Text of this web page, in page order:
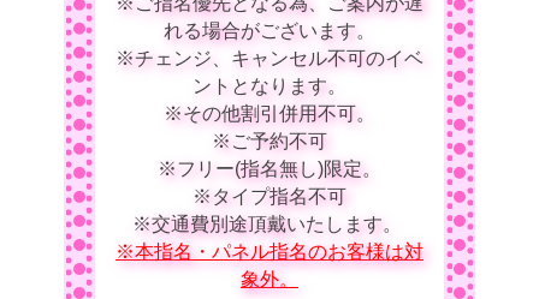
れる場合がございます。
※チェンジ、キャンセル不可のイベ
ントとなります。
※その他割引併用不可。
※ご予約不可
※フリー(指名無し)限定。
※タイプ指名不可
※交通費別途頂戴いたします。
※本指名・パネル指名のお客様は対
象外。